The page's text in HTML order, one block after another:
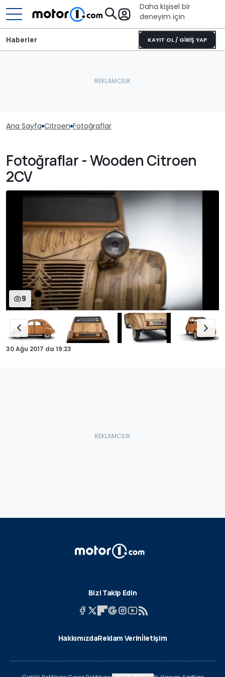
Daha kişisel bir
deneyim için
KAYIT OL / GİRİŞ YAP
Haberler
Ana Sayfa Citroen Fotoğraflar
Fotoğraflar - Wooden Citroen
2CV
9
30 Ağu 2017 da 19:23
Bizi Takip Edin
HakkımızdaReklam Verinİletişim